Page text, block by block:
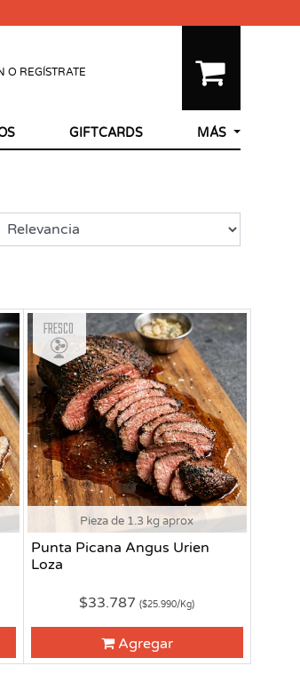
O REGÍSTRATE
GIFTCARDS MÁS
Pieza de 1.3 kg aprox
Punta Picana Angus Urien
Loza
Fresco
$33.787($25.990/Kg)
Agregar